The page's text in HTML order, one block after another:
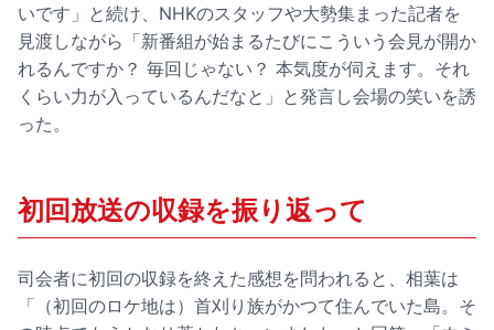
いです」と続け、NHKのスタッフや大勢集まった記者を
見渡しながら「新番組が始まるたびにこういう会見が開か
れるんですか？ 毎回じゃない？ 本気度が伺えます。それ
くらい力が入っているんだなと」と発言し会場の笑いを誘
った。
初回放送の収録を振り返って
司会者に初回の収録を終えた感想を問われると、相葉は
「（初回のロケ地は）首刈り族がかつて住んでいた島。そ